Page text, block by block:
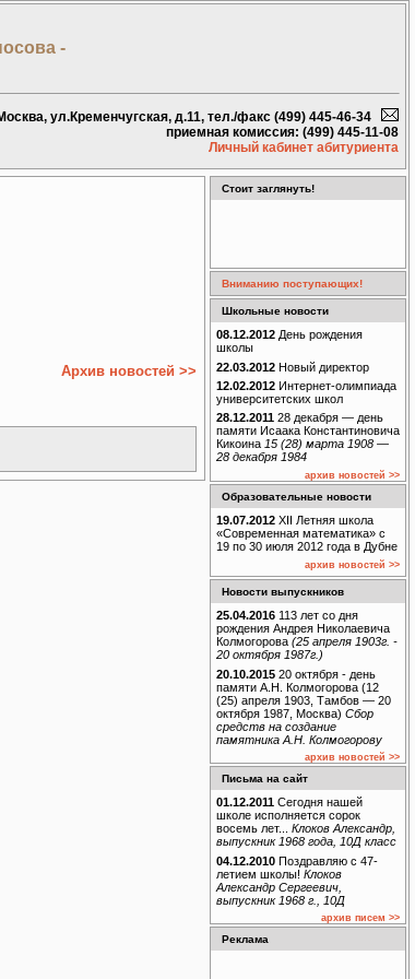
-
ул.Кременчугская, д.11, тел./факс (499) 445-46-34
приемная комиссия: (499) 445-11-08
Личный кабинет абитуриента
Архив новостей >>
Стоит заглянуть!
Вниманию поступающих!
Школьные новости
08.12.2012 День рождения
школы
22.03.2012 Новый директор
12.02.2012 Интернет-олимпиада
университетских школ
28.12.2011 28 декабря — день
памяти Исаака Константиновича
Кикоина 15 (28) марта 1908 —
28 декабря 1984
архив новостей >>
Образовательные новости
19.07.2012 XII Летняя школа
«Современная математика» с
19 по 30 июля 2012 года в Дубне
архив новостей >>
Новости выпускников
25.04.2016 113 лет со дня
рождения Андрея Николаевича
Колмогорова (25 апреля 1903г. -
20 октября 1987г.)
20.10.2015 20 октября - день
памяти А.Н. Колмогорова (12
(25) апреля 1903, Тамбов — 20
октября 1987, Москва) Сбор
средств на создание
памятника А.Н. Колмогорову
архив новостей >>
Письма на сайт
01.12.2011 Сегодня нашей
школе исполняется сорок
восемь лет... Клоков Александр,
выпускник 1968 года, 10Д класс
04.12.2010 Поздравляю с 47-
летием школы! Клоков
Александр Сергеевич,
выпускник 1968 г., 10Д
архив писем >>
Реклама